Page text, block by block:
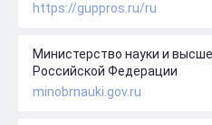
https://guppros.ru/ru
Министерство науки и
Российской Федерации
minobrnauki.gov.ru